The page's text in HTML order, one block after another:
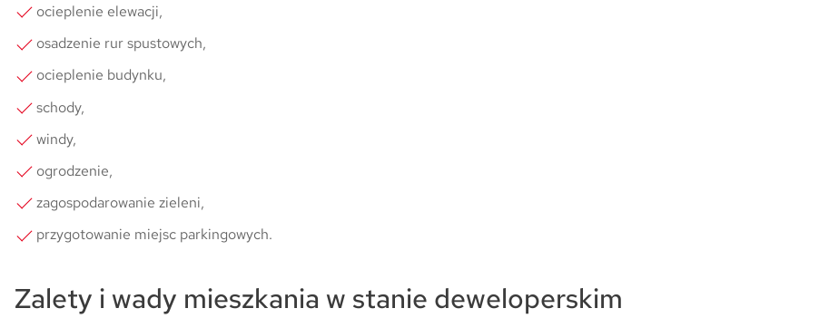
ocieplenie elewacji,
osadzenie rur spustowych,
ocieplenie budynku,
schody,
windy,
ogrodzenie,
zagospodarowanie zieleni,
przygotowanie miejsc parkingowych.
Zalety i wady mieszkania w stanie deweloperskim